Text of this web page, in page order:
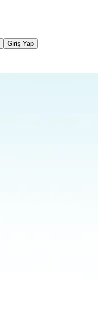
Giriş Yap